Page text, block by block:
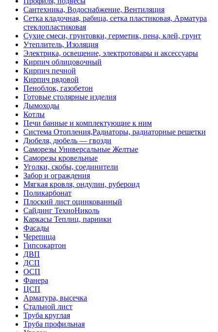
Сантехника, Водоснабжение, Вентиляция
Сетка кладочная, рабица, сетка пластиковая, Арматура
стеклопластиковая
Сухие смеси, грунтовки, герметик, пена, клей, грунт
Утеплитель, Изоляция
Электрика, освещение, электротовары и аксессуары
Кирпич облицовочный
Кирпич печной
Кирпич рядовой
Пеноблок, газобетон
Готовые столярные изделия
Дымоходы
Котлы
Печи банные и комплектующие к ним
Система Отопления,Радиаторы, радиаторные решетки
Дюбеля, дюбель — гвозди
Саморезы Универсальные Желтые
Саморезы кровельные
Уголки, скобы, соединители
Забор и ограждения
Мягкая кровля, ондулин, рубероид
Поликарбонат
Плоский лист оцинкованный
Сайдинг ТехноНиколь
Каркасы Теплиц, парники
Фасады
Черепица
Гипсокартон
ДВП
ДСП
ОСП
Фанера
ЦСП
Арматура, высечка
Стальной лист
Труба круглая
Труба профильная